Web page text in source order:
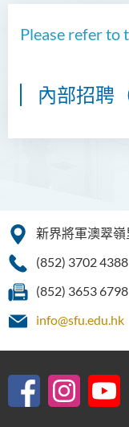
Please refer to
內部招聘
新界將軍澳翠嶺
(852) 3702 4388
(852) 3653 6798
info@sfu.edu.hk